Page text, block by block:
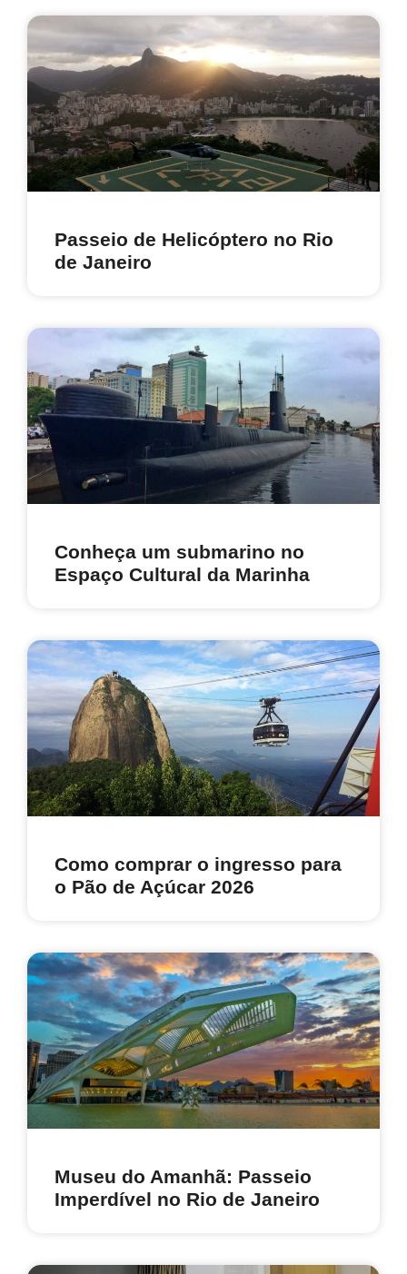
Passeio de Helicóptero no Rio
de Janeiro
Conheça um submarino no
Espaço Cultural da Marinha
Como comprar o ingresso para
o Pão de Açúcar 2026
Museu do Amanhã: Passeio
Imperdível no Rio de Janeiro